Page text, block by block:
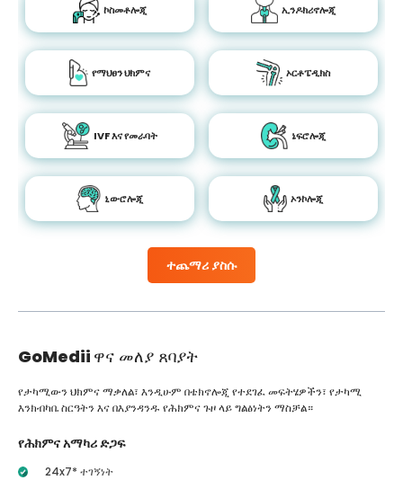
ተጨማሪ ያስሱ
ኮስመቶሎጂ ኢንዶክሪኖሎጂ
የማህፀን ህክምና ኦርቶፔዲክስ
IVF እና የመራባት ኔፍሮሎጂ
ኒውሮሎጂ ኦንኮሎጂ
GoMedii ዋና መለያ ጸባያት
የታካሚውን ህክምና ማቃለል፣ እንዲሁም በቴክኖሎጂ የተደገፈ መፍትሄዎችን፣ የታካሚ
እንክብካቤ ስርዓትን እና በእያንዳንዱ የሕክምና ጉዞ ላይ ግልፅነትን ማስቻል።
የሕክምና አማካሪ ድጋፍ
24x7* ተገኝነት